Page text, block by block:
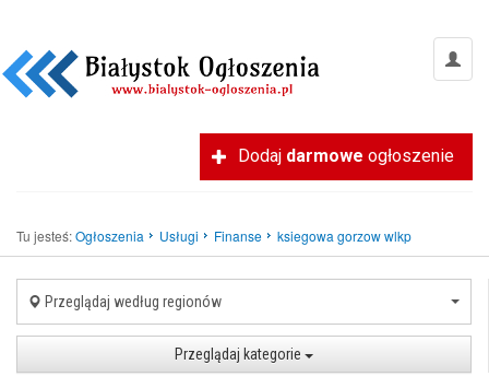
Dodaj darmowe ogłoszenie
Tu jesteś:Ogłoszenia Usługi Finanse ksiegowa gorzow wlkp
Przeglądaj według regionów
Przeglądaj kategorie